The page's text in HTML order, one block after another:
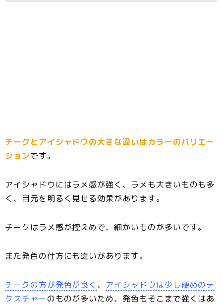
チークとアイシャドウの大きな違いはカラーのバリエー
ションです。
アイシャドウにはラメ感が強く、ラメも大きいものも多
く、目元を明るく見せる効果があります。
チークはラメ感が控えめで、細かいものが多いです。
また発色の仕方にも違いがあります。
チークの方が発色が良く 、 アイシャドウは少し硬めのテ
クスチャーのものが多いため、発色もそこまで強くはあ